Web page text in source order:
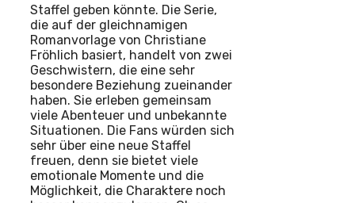
Staffel geben könnte. Die Serie,
die auf der gleichnamigen
Romanvorlage von Christiane
Fröhlich basiert, handelt von zwei
Geschwistern, die eine sehr
besondere Beziehung zueinander
haben. Sie erleben gemeinsam
viele Abenteuer und unbekannte
Situationen. Die Fans würden sich
sehr über eine neue Staffel
freuen, denn sie bietet viele
emotionale Momente und die
Möglichkeit, die Charaktere noch